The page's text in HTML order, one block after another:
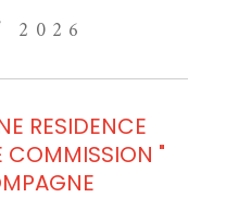
RESIDENCE
COMMISSION "